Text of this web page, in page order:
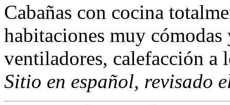
Cabañas con cocina
habitaciones muy
ventiladores, calefacción a
Sitio en español, revisado